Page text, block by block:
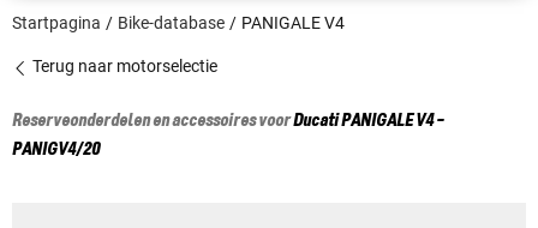
Startpagina Bike-database PANIGALE V4
Terug naar motorselectie
Reserveonderdelen en accessoires voorDucatiPANIGALE V4 -
PANIGV4/20